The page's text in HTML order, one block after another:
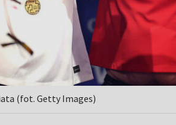
(fot. Getty Images)